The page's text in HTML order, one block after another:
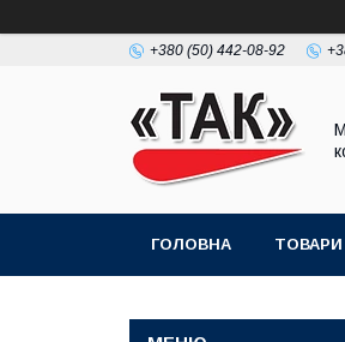
+380 (50) 442-08-92
ГОЛОВНА